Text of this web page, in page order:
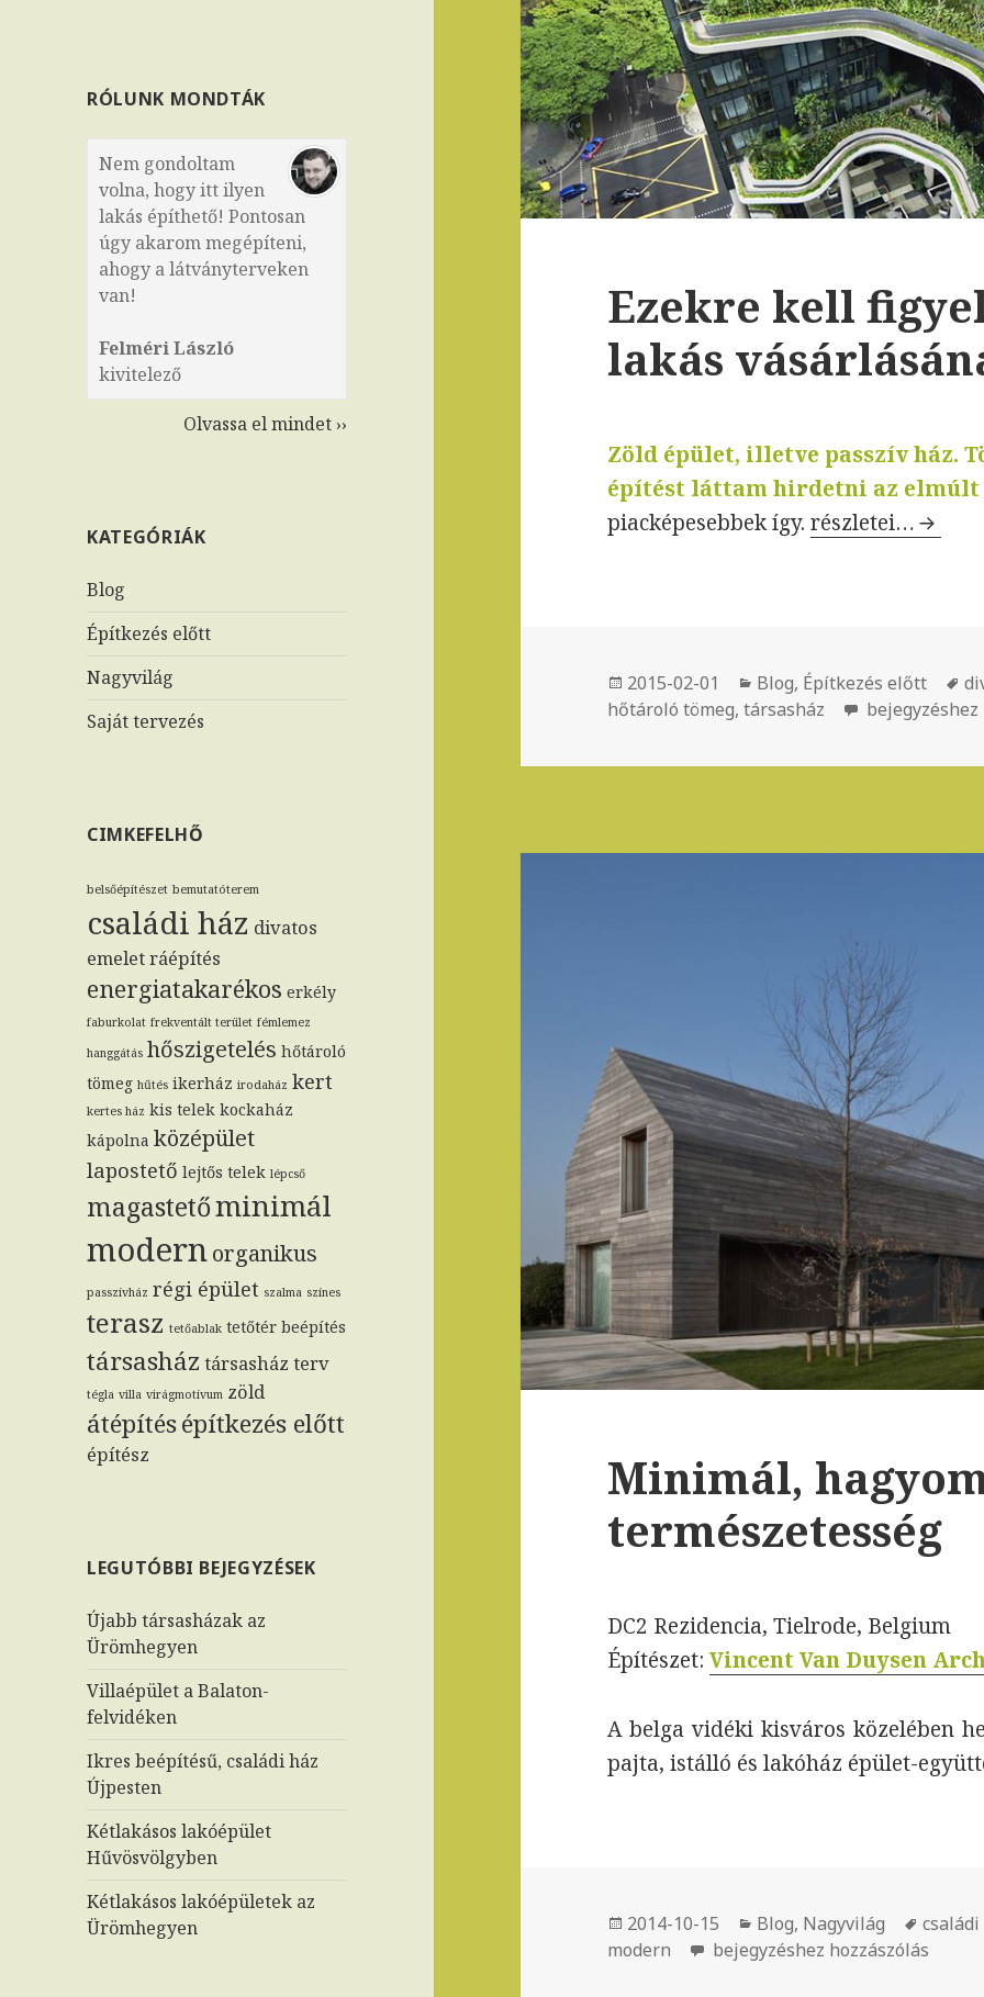
RÓLUNK MONDTÁK
Nem gondoltam
volna, hogy itt ilyen
lakás építhető! Pontosan
úgy akarom megépíteni,
ahogy a látványterveken
van!
Felméri László
kivitelező
Olvassa el mindet ››
KATEGÓRIÁK
Blog
Építkezés előtt
Nagyvilág
Saját tervezés
CIMKEFELHŐ
belsőépítészet bemutatóterem
családi ház divatos
emelet ráépítés
energiatakarékos erkély
faburkolat frekventált terület fémlemez
hanggátás hőszigetelés hőtároló
tömeg hűtés ikerház irodaház kert
kertes ház kis telek kockaház
kápolna középület
lapostető lejtős telek lépcső
magastetőminimál
modernorganikus
passzívház régi épület szalma színes
terasz tetőablak tetőtér beépítés
társasház társasház terv
tégla villa virágmotívum zöld
átépítésépítkezés előtt
építész
LEGUTÓBBI BEJEGYZÉSEK
Újabb társasházak az
Ürömhegyen
Villaépület a Balaton-
felvidéken
Ikres beépítésű, családi ház
Újpesten
Kétlakásos lakóépület
Hűvösvölgyben
Kétlakásos lakóépületek az
Ürömhegyen
Ezekre kell
lakás
Zöld épület, illetve passzívház.
építést láttam hirdetni az elmúlt
piacképesebbek így.Ezekre kell
részletei…
Közzétéve
2015-02-01 Kategória
Blog, Építkezés előtt
hőtároló tömeg,társasház Ezekre kell
Minimál,
természetesség
DC2 Rezidencia, Tielrode, Belgium
Építészet:Vincent Van Duysen
A belga vidéki kisváros közelében
pajta, istálló és lakóház épület-
Közzétéve
2014-10-15 Kategória
Blog, Nagyvilág Címke
családi
modern
Minimál, hagyomány és
bejegyzéshez hozzászólás